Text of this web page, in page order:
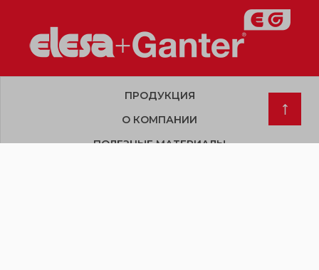
ПРОДУКЦИЯ
О КОМПАНИИ
ПОЛЕЗНЫЕ МАТЕРИАЛЫ